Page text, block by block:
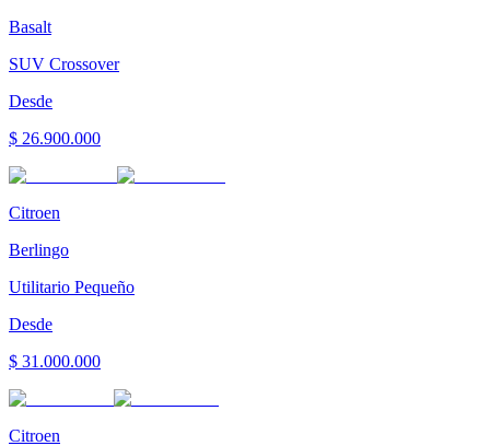
Basalt
SUV Crossover
Desde
$ 26.900.000
Citroen
Berlingo
Utilitario Pequeño
Desde
$ 31.000.000
Citroen